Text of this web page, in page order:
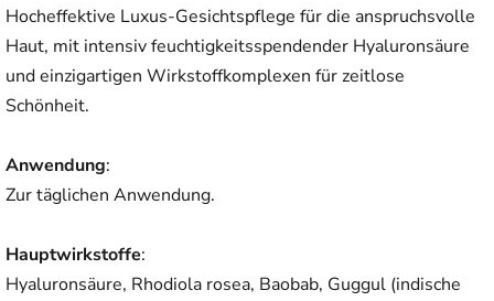
Hocheffektive Luxus-Gesichtspflege für die anspruchsvolle
Haut, mit intensiv feuchtigkeitsspendender Hyaluronsäure
und einzigartigen Wirkstoffkomplexen für zeitlose
Schönheit.
Anwendung:
Zur täglichen Anwendung.
Hauptwirkstoffe:
Hyaluronsäure, Rhodiola rosea, Baobab, Guggul (indische